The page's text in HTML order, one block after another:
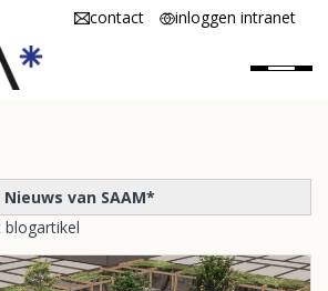
contact inloggen intranet
Nieuws van SAAM*
blogartikel